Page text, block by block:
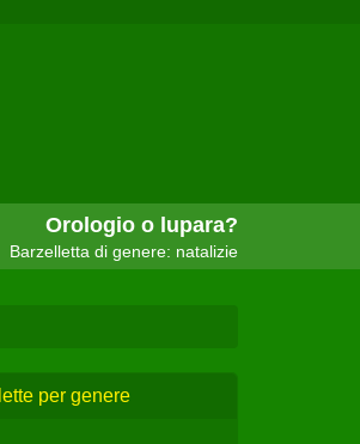
Orologio o lupara?
Barzelletta di genere: natalizie
per genere